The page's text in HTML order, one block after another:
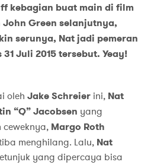
kebagian buat main di film
Green selanjutnya,
serunya, Nat jadi pemeran
Juli 2015 tersebut. Yeay!
oleh Jake Schreier ini, Nat
“Q” Jacobsen yang
ceweknya, Margo Roth
menghilang. Lalu, Nat
yang dipercaya bisa